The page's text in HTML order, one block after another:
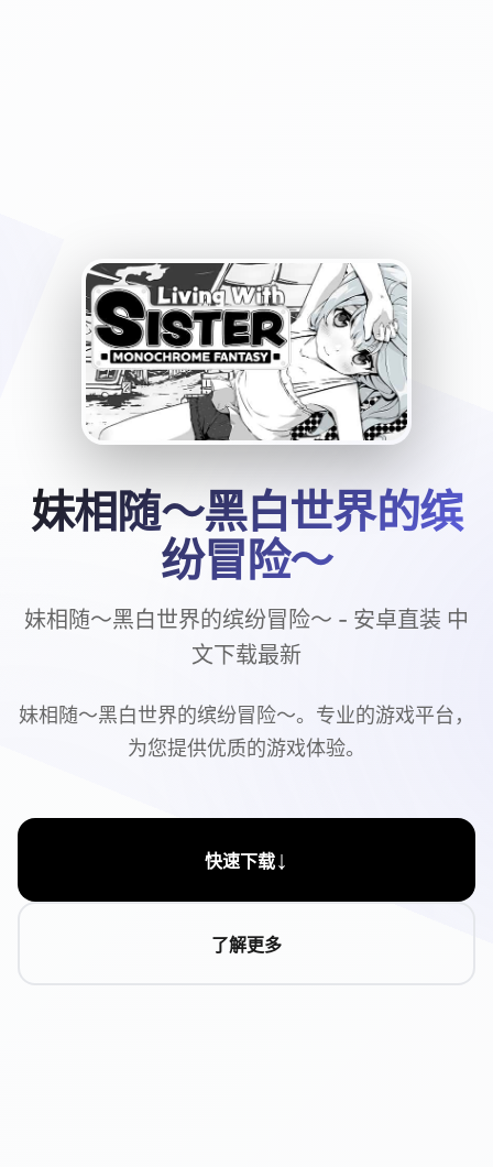
妹相随～黑白世界的缤
纷冒险～
妹相随～黑白世界的缤纷冒险～ - 安卓直装 中
文下载最新
妹相随～黑白世界的缤纷冒险～。专业的游戏平台，
为您提供优质的游戏体验。
快速下载↓
了解更多